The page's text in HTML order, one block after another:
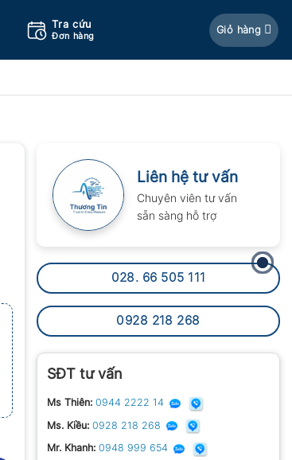
Tra cứu
Đơn hàng
Giỏ hàng
Liên hệ tư vấn
Chuyên viên tư vấn
sẵn sàng hỗ trợ
028. 66 505 111
0928 218 268
SĐT tư vấn
Ms Thiên: 0944 2222 14
Ms. Kiều: 0928 218 268
Mr. Khanh: 0948 999 654